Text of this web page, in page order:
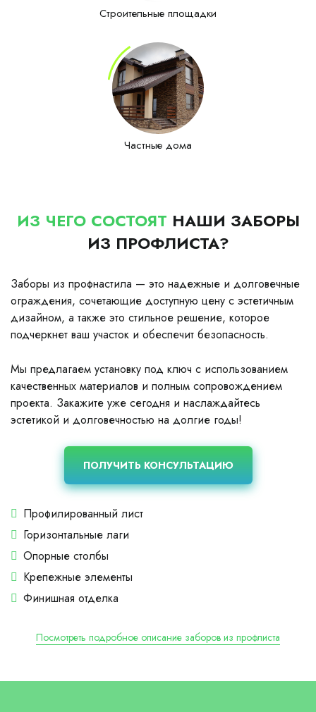
Строительные площадки
Частные дома
ИЗ ЧЕГО СОСТОЯТ НАШИ ЗАБОРЫ
ИЗ ПРОФЛИСТА?
Заборы из профнастила — это надежные и долговечные
ограждения, сочетающие доступную цену с эстетичным
дизайном, а также это стильное решение, которое
подчеркнет ваш участок и обеспечит безопасность.
Мы предлагаем установку под ключ с использованием
качественных материалов и полным сопровождением
проекта. Закажите уже сегодня и наслаждайтесь
эстетикой и долговечностью на долгие годы!
ПОЛУЧИТЬ КОНСУЛЬТАЦИЮ
Профилированный лист
Горизонтальные лаги
Опорные столбы
Крепежные элементы
Финишная отделка
Посмотреть подробное описание заборов из профлиста